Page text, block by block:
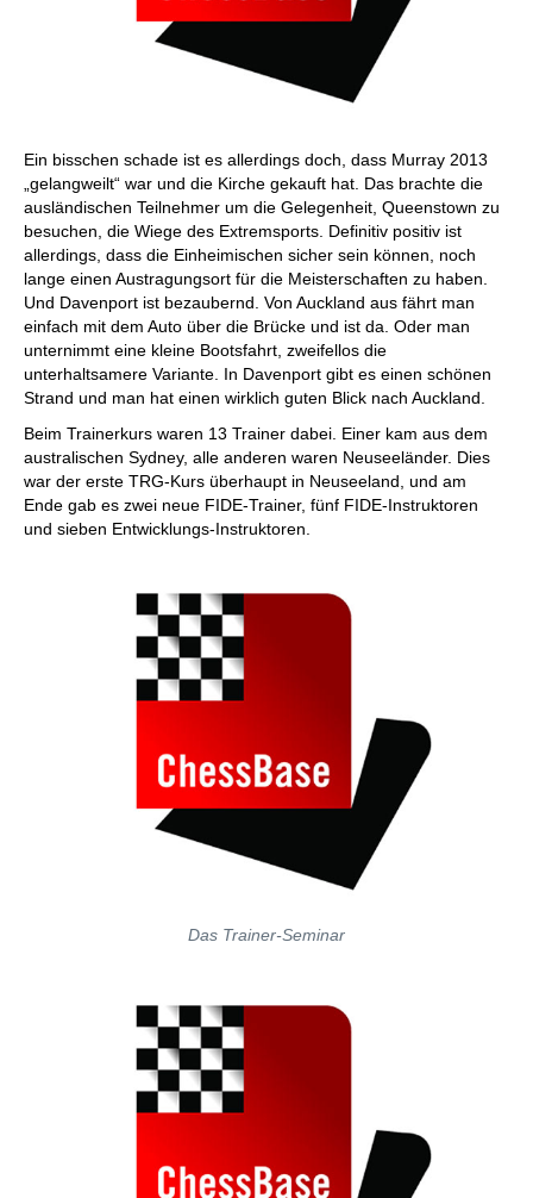
Ein bisschen schade ist es allerdings doch, dass Murray 2013
„gelangweilt“ war und die Kirche gekauft hat. Das brachte die
ausländischen Teilnehmer um die Gelegenheit, Queenstown zu
besuchen, die Wiege des Extremsports. Definitiv positiv ist
allerdings, dass die Einheimischen sicher sein können, noch
lange einen Austragungsort für die Meisterschaften zu haben.
Und Davenport ist bezaubernd. Von Auckland aus fährt man
einfach mit dem Auto über die Brücke und ist da. Oder man
unternimmt eine kleine Bootsfahrt, zweifellos die
unterhaltsamere Variante. In Davenport gibt es einen schönen
Strand und man hat einen wirklich guten Blick nach Auckland.
Beim Trainerkurs waren 13 Trainer dabei. Einer kam aus dem
australischen Sydney, alle anderen waren Neuseeländer. Dies
war der erste TRG-Kurs überhaupt in Neuseeland, und am
Ende gab es zwei neue FIDE-Trainer, fünf FIDE-Instruktoren
und sieben Entwicklungs-Instruktoren.
Das Trainer-Seminar